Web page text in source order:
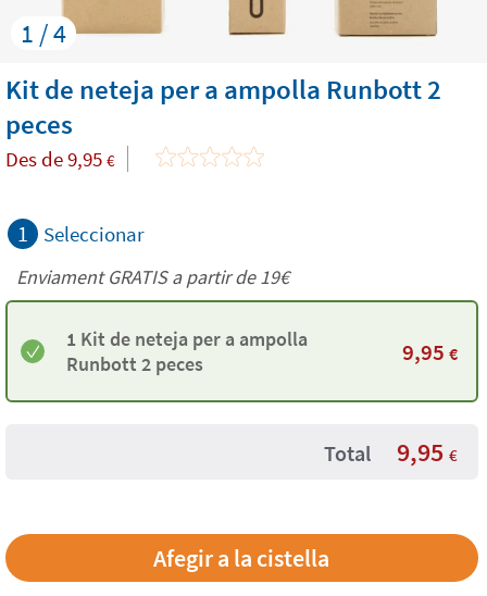
1 / 4
Kit de neteja per a ampolla Runbott 2
peces
Des de9,95 €
1 Seleccionar
Enviament GRATIS a partir de 19€
1 Kit de neteja per a ampolla
Runbott 2 peces
9,95 €
Total 9,95 €